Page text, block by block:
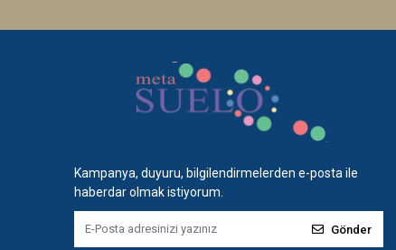
Kampanya, duyuru, bilgilendirmelerden e-posta ile
haberdar olmak istiyorum.
Gönder